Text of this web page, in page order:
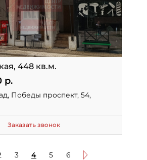
448 кв.м.
р.
Победы проспект, 54,
Заказать звонок
3 4 5 6